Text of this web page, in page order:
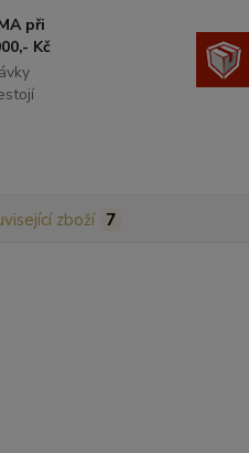
při
Kč
zboží 7